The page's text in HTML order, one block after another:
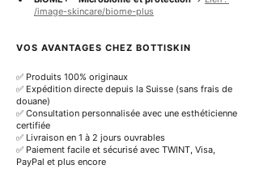
/image-skincare/biome-plus
VOS AVANTAGES CHEZ BOTTISKIN
✅ Produits 100% originaux
✅ Expédition directe depuis la Suisse (sans frais de
douane)
✅ Consultation personnalisée avec une esthéticienne
certifiée
✅ Livraison en 1 à 2 jours ouvrables
✅ Paiement facile et sécurisé avec TWINT, Visa,
PayPal et plus encore